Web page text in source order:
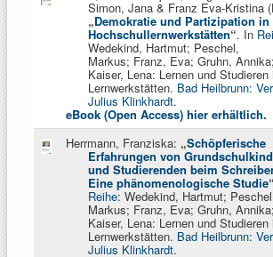
Simon, Jana & Franz Eva-Kristina
„Demokratie und Partizipation in
Hochschullernwerkstätten“. In
Wedekind, Hartmut; Peschel,
Markus; Franz, Eva; Gruhn, Annika;
Kaiser, Lena: Lernen und Studieren
Lernwerkstätten. Bad Heilbrunn:
Julius Klinkhardt.
eBook (Open Access) hier erhältlich.
Herrmann, Franziska: „Schöpferische
Erfahrungen von
und Studierenden beim
Eine phänomenologische Studie“
Reihe: Wedekind, Hartmut;
Markus; Franz, Eva; Gruhn, Annika;
Kaiser, Lena: Lernen und Studieren
Lernwerkstätten. Bad Heilbrunn:
Julius Klinkhardt.